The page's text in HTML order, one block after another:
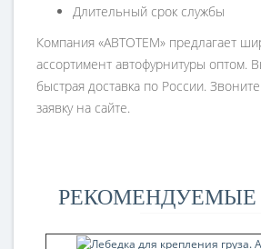
Длительный срок службы
Компания «АВТОТЕМ» предлагает
ассортимент автофурнитуры оптом.
быстрая доставка по России.
заявку на сайте.
РЕКОМЕНДУЕМЫЕ